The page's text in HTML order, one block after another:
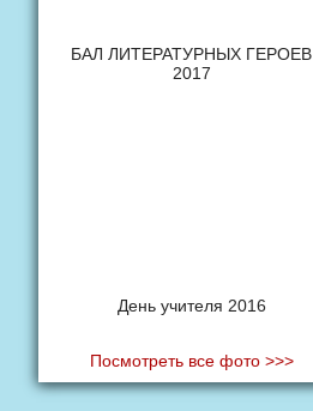
БАЛ ЛИТЕРАТУРНЫХ ГЕРОЕВ
2017
День учителя 2016
Посмотреть все фото >>>